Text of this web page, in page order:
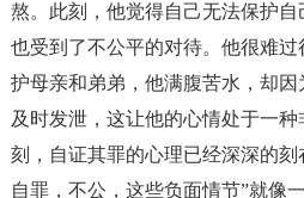
熬。此刻，他觉得自己无法保护自
也受到了不公平的对待。他很难
护母亲和弟弟，他满腹苦水，却
及时发泄，这让他的心情处于一
刻，自证其罪的心理已经深深的刻
自罪，不公，这些负面情节”就像